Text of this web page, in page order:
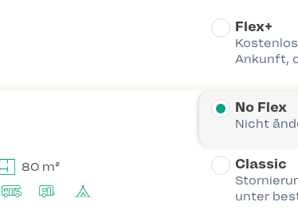
Flex+
Ankunft,
80 m²
No Flex
Nicht
Classic
unter